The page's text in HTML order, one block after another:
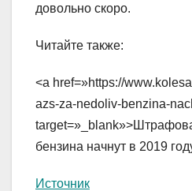
довольно скоро.
Читайте также:
<a href=»https://
azs-za-nedoliv-benzina-
бензина начнут в 2019
Источник